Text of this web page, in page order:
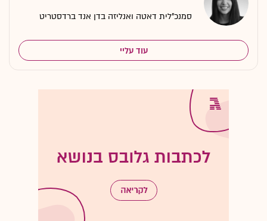
סמנכ"לית דאטה ואנליזה בדן אנד ברדסטריט
עוד עליי